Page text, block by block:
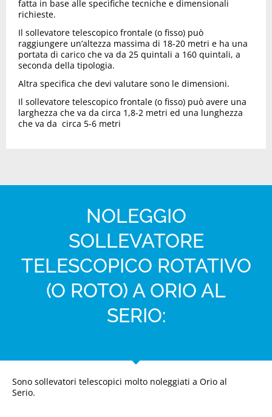
fatta in base alle specifiche tecniche e dimensionali
richieste.
Il sollevatore telescopico frontale (o fisso) può
raggiungere un’altezza massima di 18-20 metri e ha una
portata di carico che va da 25 quintali a 160 quintali, a
seconda della tipologia.
Altra specifica che devi valutare sono le dimensioni.
Il sollevatore telescopico frontale (o fisso) può avere una
larghezza che va da circa 1,8-2 metri ed una lunghezza
che va da circa 5-6 metri
NOLEGGIO
SOLLEVATORE
TELESCOPICO ROTATIVO
(O ROTO) A ORIO AL
SERIO:
Sono sollevatori telescopici molto noleggiati a Orio al
Serio.